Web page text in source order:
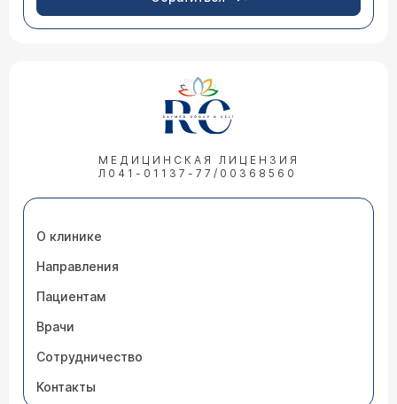
МЕДИЦИНСКАЯ ЛИЦЕНЗИЯ
Л041-01137-77/00368560
О клинике
Направления
Пациентам
Врачи
Сотрудничество
Контакты